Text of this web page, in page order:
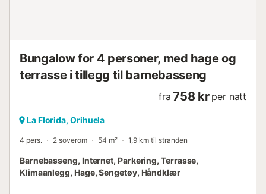
Bungalow for 4 personer, med hage og
terrasse i tillegg til barnebasseng
fra 758 kr per natt
La Florida, Orihuela
4 pers. 2 soverom 54 m² 1,9 km til stranden
Barnebasseng, Internet, Parkering, Terrasse,
Klimaanlegg, Hage, Sengetøy, Håndklær